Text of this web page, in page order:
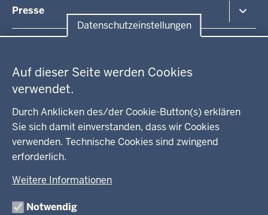
Datenschutzeinstellungen
Auf dieser Seite werden Cookies
verwendet.
Durch Anklicken des/der Cookie-Button(s) erklären
Sie sich damit einverstanden, dass wir Cookies
verwenden. Technische Cookies sind zwingend
erforderlich.
Weitere Informationen
Notwendig
Presse
Pressemitteilung suchen
WEITERE LINKS
Kreis Lippe
Kreis Paderborn
Kreis Minden-Lübbecke